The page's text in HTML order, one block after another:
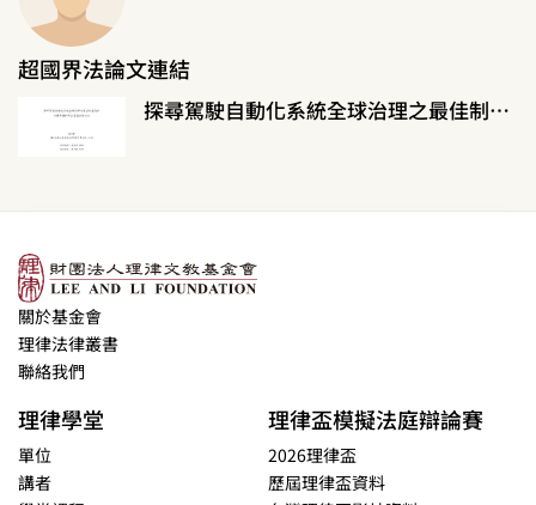
超國界法論文連結
探尋駕駛自動化系統全球治理之最佳制度設計：以標準調和與公私協力為核心
關於基金會
理律法律叢書
聯絡我們
理律學堂
單位
講者
理律盃模擬法庭辯論賽
2026理律盃
歷屆理律盃資料